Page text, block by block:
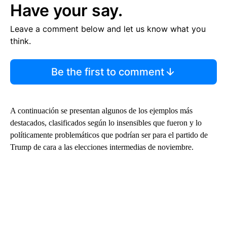
Have your say.
Leave a comment below and let us know what you
think.
Be the first to comment
A continuación se presentan algunos de los ejemplos más
destacados, clasificados según lo insensibles que fueron y lo
políticamente problemáticos que podrían ser para el partido de
Trump de cara a las elecciones intermedias de noviembre.